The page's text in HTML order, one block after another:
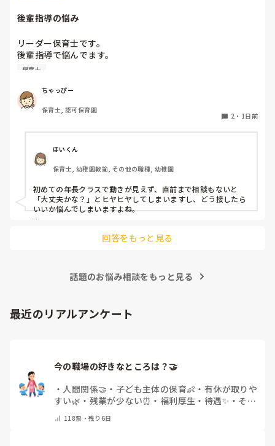
後輩指導の悩み
リーダー保育士です。
後輩指導で悩んでます。
初めて年長を持つ後輩がいますが
いで様子見てると直前になるまで何もアクションがなかった
り
他の職員に聞いてる様子もなくて
よほど自分に聞きづらいのか、聞く必要性さえ感じないの
か、もうよくわからないです。
対応にも悩みます。
保育士
ちゃっぴー
保育士, 認可保育園
2 ・ 1日前
ほいくん
保育士, 幼稚園教諭, その他の職種, 幼稚園
初めての年長クラスで動きが見えず、直前まで相談もないと
「大丈夫かな？」とヒヤヒヤしてしまいますし、どう接したら
いいか悩んでしまいますよね。
「こんなこと聞いたら迷惑かな」と抱え込んでいるケースがと
件、どこまで進んだ？」「困ってることない？」と具体的に声
「毎日夕方に5分だけ進捗確認の時間を取る」などルール化し
てしまうと、後輩も質問しやすくなりますよ。一人で抱え込ま
回答をもっと見る
話題のお悩み相談をもっと見る
最近のリアルアンケート
・ 人間関係🤝 ・ 子ども主体の保育👶 ・ 有休が取りや
すい🌿 ・ 残業が少ない⏰ ・ 福利厚生・待遇✨ ・ その
118票・残り6日